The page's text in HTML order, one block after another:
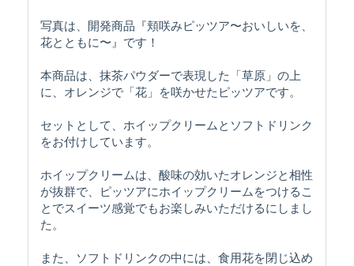
写真は、開発商品『頬咲みピッツア〜おいしいを、
花とともに〜』です！
本商品は、抹茶パウダーで表現した「草原」の上
に、オレンジで「花」を咲かせたピッツアです。
セットとして、ホイップクリームとソフトドリンク
をお付けしています。
ホイップクリームは、酸味の効いたオレンジと相性
が抜群で、ピッツアにホイップクリームをつけるこ
とでスイーツ感覚でもお楽しみいただけるにしまし
た。
また、ソフトドリンクの中には、食用花を閉じ込め